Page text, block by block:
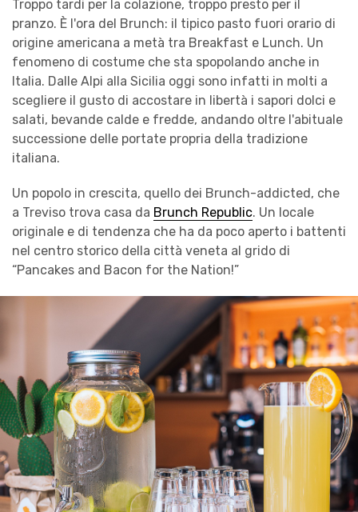
Troppo tardi per la colazione, troppo presto per il
pranzo. È l'ora del Brunch: il tipico pasto fuori orario di
origine americana a metà tra Breakfast e Lunch. Un
fenomeno di costume che sta spopolando anche in
Italia. Dalle Alpi alla Sicilia oggi sono infatti in molti a
scegliere il gusto di accostare in libertà i sapori dolci e
salati, bevande calde e fredde, andando oltre l'abituale
successione delle portate propria della tradizione
italiana.
Un popolo in crescita, quello dei Brunch-addicted, che
a Treviso trova casa da Brunch Republic. Un locale
originale e di tendenza che ha da poco aperto i battenti
nel centro storico della città veneta al grido di
“Pancakes and Bacon for the Nation!”